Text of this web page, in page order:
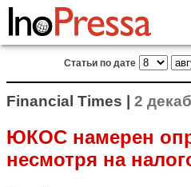
Статьи по дате
Financial Times | 2
ЮКОС намерен
несмотря на